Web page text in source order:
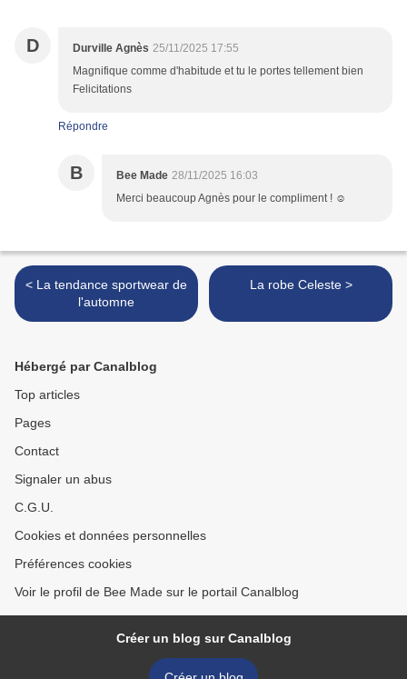
D Durville Agnès 25/11/2025 17:55
Magnifique comme d'habitude et tu le portes tellement bien
Felicitations
Répondre
B Bee Made 28/11/2025 16:03
Merci beaucoup Agnès pour le compliment ! ☺️
< La tendance sportwear de
l'automne
La robe Celeste >
Hébergé par Canalblog
Top articles
Pages
Contact
Signaler un abus
C.G.U.
Cookies et données personnelles
Préférences cookies
Voir le profil de Bee Made sur le portail Canalblog
Créer un blog sur Canalblog